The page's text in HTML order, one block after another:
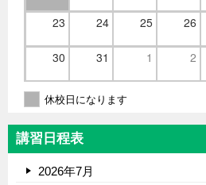
23 24 25 26
30 31 1 2
休校日になります
講習日程表
2026年7月